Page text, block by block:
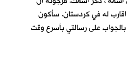
له في كردستان. سأكون
على رسالتي بأسرع وقت